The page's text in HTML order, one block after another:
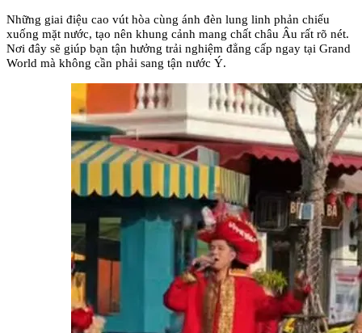
Những giai điệu cao vút hòa cùng ánh đèn lung linh phản chiếu
xuống mặt nước, tạo nên khung cảnh mang chất châu Âu rất rõ nét.
Nơi đây sẽ giúp bạn tận hưởng trải nghiệm đẳng cấp ngay tại Grand
World mà không cần phải sang tận nước Ý.